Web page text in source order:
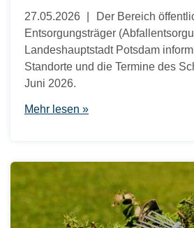
27.05.2026
Der Bereich
Entsorgungsträger
Landeshauptstadt Potsdam
Standorte und die Termine des
Juni 2026.
Mehr lesen »